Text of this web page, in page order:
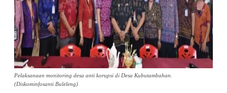
Pelaksanaan monitoring desa anti korupsi di Desa Kubutambahan.
(Diskominfosanti Buleleng)